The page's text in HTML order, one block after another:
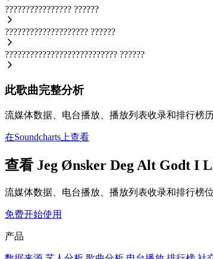
???????????????? ??????
???????????????????? ??????
??????????????????????????? ??????
此歌曲完整分析
流媒体数据、电台播放、播放列表收录和排行榜
在Soundcharts上查看
查看 Jeg Ønsker Deg Alt Godt I
流媒体数据、电台播放、播放列表收录和排行榜
免费开始使用
产品